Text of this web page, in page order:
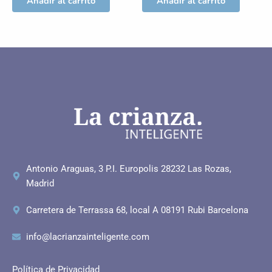
Antonio Araguas, 3 P.I. Europolis 28232 Las Rozas,
Madrid
Carretera de Terrassa 68, local A 08191 Rubi Barcelona
info@lacrianzainteligente.com
Política de Privacidad